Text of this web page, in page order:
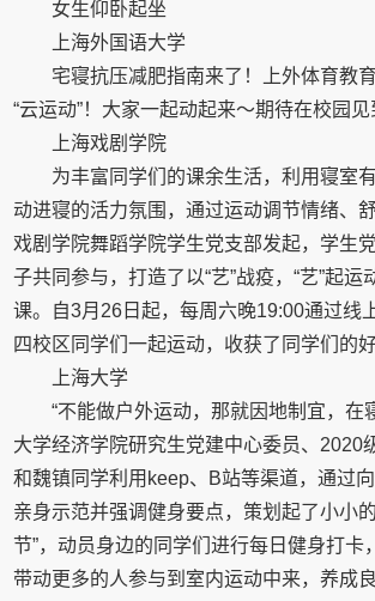
女生仰卧起坐
上海外国语大学
宅寝抗压减肥指南来了！上外体育教
“云运动”！大家一起动起来～期待在校园见
上海戏剧学院
为丰富同学们的课余生活，利用寝室
动进寝的活力氛围，通过运动调节情绪、
戏剧学院舞蹈学院学生党支部发起，学生
子共同参与，打造了以“艺”战疫，“艺”起运
课。自3月26日起，每周六晚19:00通过线
四校区同学们一起运动，收获了同学们的好
上海大学
“不能做户外运动，那就因地制宜，在
大学经济学院研究生党建中心委员、2020
和魏镇同学利用keep、B站等渠道，通过向
亲身示范并强调健身要点，策划起了小小
节”，动员身边的同学们进行每日健身打卡
带动更多的人参与到室内运动中来，养成